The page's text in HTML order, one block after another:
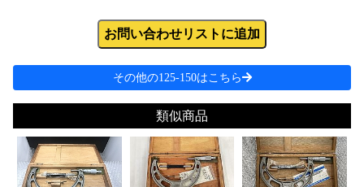
お問い合わせリストに追加
その他の125-150はこちら
類似商品